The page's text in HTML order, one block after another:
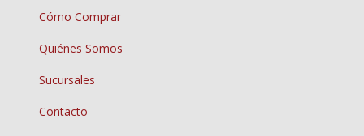
Cómo Comprar
Quiénes Somos
Sucursales
Contacto